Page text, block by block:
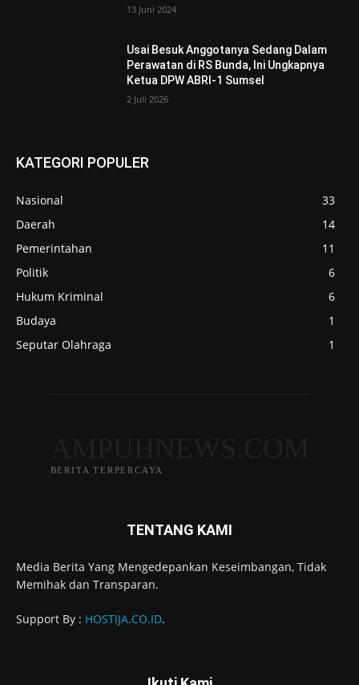
13 Juni 2024
Usai Besuk Anggotanya Sedang Dalam
Perawatan di RS Bunda, Ini Ungkapnya
Ketua DPW ABRI-1 Sumsel
2 Juli 2026
KATEGORI POPULER
Nasional
33
Daerah
14
Pemerintahan
11
Politik
6
Hukum Kriminal
6
Budaya
1
Seputar Olahraga
1
BERITA TERPERCAYA
TENTANG KAMI
Media Berita Yang Mengedepankan Keseimbangan, Tidak
Memihak dan Transparan.
Support By : HOSTIJA.CO.ID.